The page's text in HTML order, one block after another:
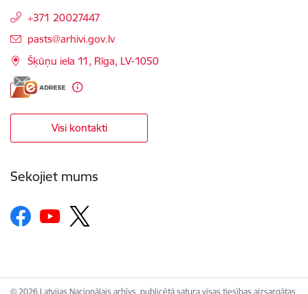
+371 20027447
E-pasts:
pasts@arhivi.gov.lv
Šķūņu iela 11, Rīga, LV-1050
Visi kontakti
Sekojiet mums
© 2026 Latvijas Nacionālais arhīvs, publicētā satura visas tiesības aizsargātas.